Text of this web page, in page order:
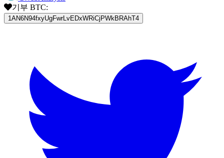
기부 BTC:
1AN6N94fxyUgFwrLvEDxWRiCjPWkBRAhT4